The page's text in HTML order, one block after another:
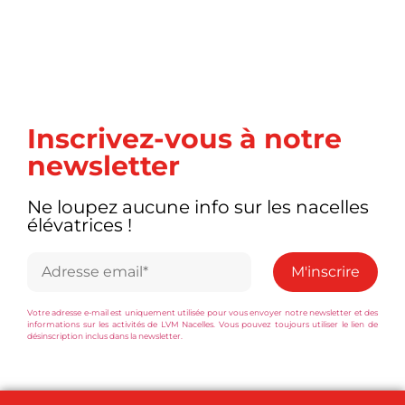
Inscrivez-vous à notre
newsletter
Ne loupez aucune info sur les nacelles
élévatrices !
Votre adresse e-mail est uniquement utilisée pour vous envoyer notre newsletter et des
informations sur les activités de LVM Nacelles. Vous pouvez toujours utiliser le lien de
désinscription inclus dans la newsletter.